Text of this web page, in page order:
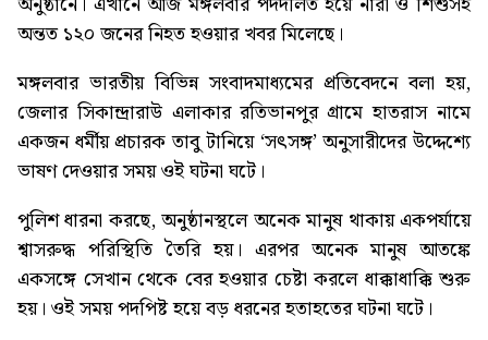
অন্তত ১২০ জনের নিহত হওয়ার খবর মিলেছে।
মঙ্গলবার ভারতীয় বিভিন্ন সংবাদমাধ্যমের প্রতিবেদনে বলা হয়,
জেলার সিকান্দ্রারাউ এলাকার রতিভানপুর গ্রামে হাতরাস নামে
একজন ধর্মীয় প্রচারক তাবু টানিয়ে ‘সৎসঙ্গ’ অনুসারীদের উদ্দেশ্যে
ভাষণ দেওয়ার সময় ওই ঘটনা ঘটে।
পুলিশ ধারনা করছে, অনুষ্ঠানস্থলে অনেক মানুষ থাকায় একপর্যায়ে
শ্বাসরুদ্ধ পরিস্থিতি তৈরি হয়। এরপর অনেক মানুষ আতঙ্কে
একসঙ্গে সেখান থেকে বের হওয়ার চেষ্টা করলে ধাক্কাধাক্কি শুরু
হয়। ওই সময় পদপিষ্ট হয়ে বড় ধরনের হতাহতের ঘটনা ঘটে।